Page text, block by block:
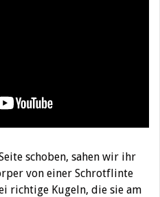
schoben, sahen wir ihr
von einer Schrotflinte
richtige Kugeln, die sie am